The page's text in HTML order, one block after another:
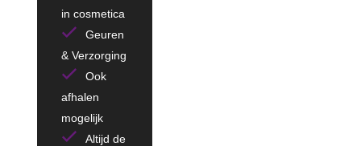
in cosmetica
Geuren
& Verzorging
Ook
afhalen
mogelijk
Altijd de